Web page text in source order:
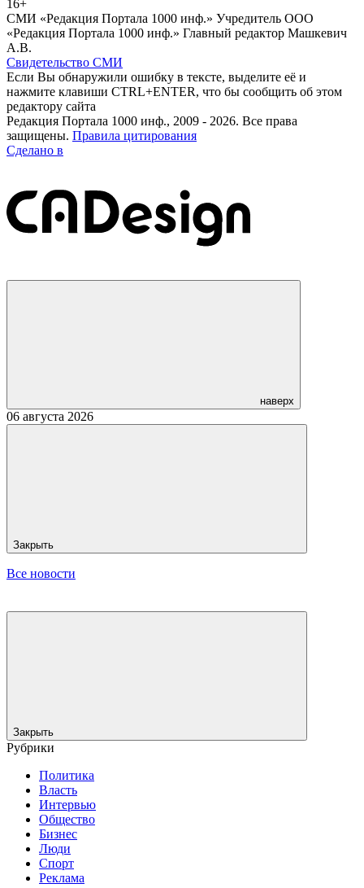
16+
СМИ «Редакция Портала 1000 инф.» Учредитель ООО
«Редакция Портала 1000 инф.» Главный редактор Машкевич
А.В.
Свидетельство СМИ
Если Вы обнаружили ошибку в тексте, выделите её и
нажмите клавиши CTRL+ENTER, что бы сообщить об этом
редактору сайта
Редакция Портала 1000 инф., 2009 - 2026. Все права
защищены. Правила цитирования
Сделано в
наверх
06 августа 2026
Закрыть
Все новости
Закрыть
Рубрики
Политика
Власть
Интервью
Общество
Бизнес
Люди
Спорт
Реклама